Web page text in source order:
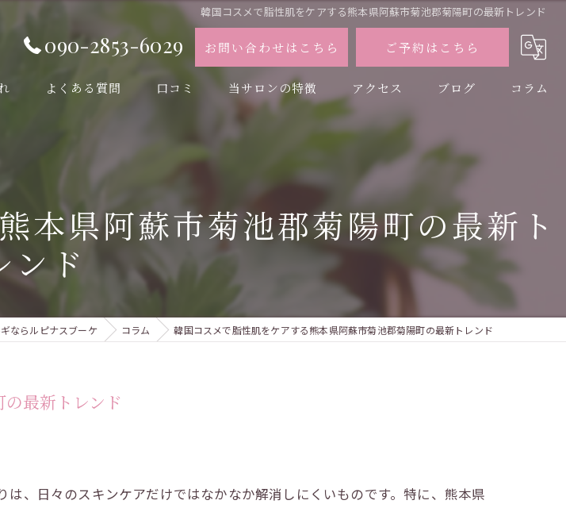
韓国コスメで脂性肌をケアする熊本県阿蘇市菊池郡菊陽町の最新トレンド
090-2853-6029 お問い合わせはこちら ご予約はこちら
よくある質問 口コミ 当サロンの特徴
小顔
シワ
黄土よもぎ蒸し
アクセス ブログ コラム
本県阿蘇市菊池郡菊陽町の最新ト
ンド
ならルピナスブーケ コラム 韓国コスメで脂性肌をケアする熊本県阿蘇市菊池郡菊陽町の最新トレンド
最新トレンド
、日々のスキンケアだけではなかなか解消しにくいものです。特に、熊本県